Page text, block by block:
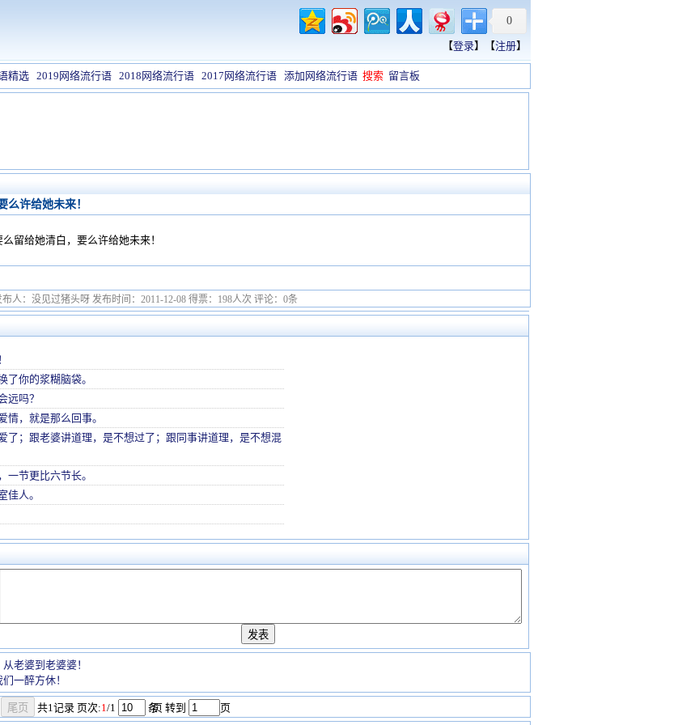
0
【登录】【注册】
精选 2019网络流行语 2018网络流行语 2017网络流行语 添加网络流行语 搜索 留言板
么许给她未来！
么留给她清白，要么许给她未来！
布人：没见过猪头呀 发布时间：2011-12-08 得票：198人次 评论：0条
了你的浆糊脑袋。
远吗？
情，就是那么回事。
了；跟老婆讲道理，是不想过了；跟同事讲道理，是不想混
一节更比六节长。
佳人。
老婆到老婆婆！
一醉方休！
共1记录 页次:1/1 条
/页 转到 页